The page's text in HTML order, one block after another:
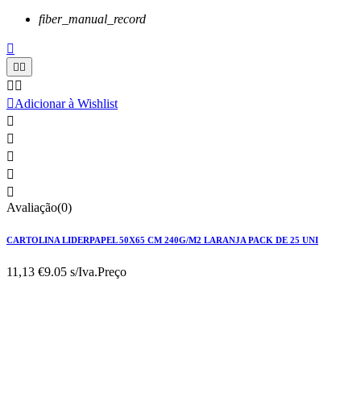
fiber_manual_record

 
 
Adicionar à Wishlist





Avaliação(0)
CARTOLINA LIDERPAPEL 50X65 CM 240G/M2 LARANJA PACK DE 25 UNI
11,13 €9.05 s/Iva.Preço